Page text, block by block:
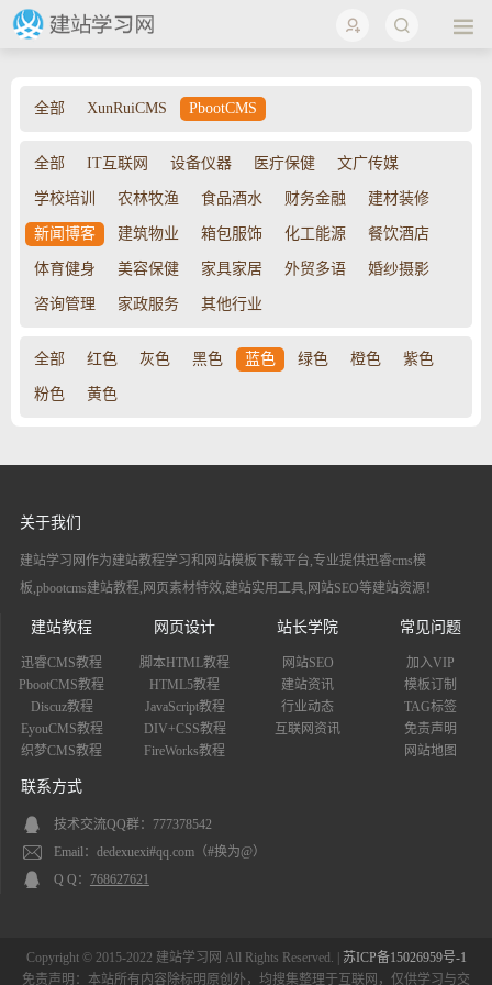
全部 XunRuiCMS PbootCMS
全部 IT互联网 设备仪器 医疔保健 文广传媒
学校培训 农林牧渔 食品酒水 财务金融 建材装修
新闻博客 建筑物业 箱包服饰 化工能源 餐饮酒店
体育健身 美容保健 家具家居 外贸多语 婚纱摄影
咨询管理 家政服务 其他行业
全部 红色 灰色 黑色 蓝色 绿色 橙色 紫色
粉色 黄色
关于我们
建站学习网作为建站教程学习和网站模板下载平台,专业提供迅睿cms模
板,pbootcms建站教程,网页素材特效,建站实用工具,网站SEO等建站资源！
建站教程
迅睿CMS教程
PbootCMS教程
Discuz教程
EyouCMS教程
织梦CMS教程
网页设计
脚本HTML教程
HTML5教程
JavaScript教程
DIV+CSS教程
FireWorks教程
站长学院
网站SEO
建站资讯
行业动态
互联网资讯
常见问题
加入VIP
模板订制
TAG标签
免责声明
网站地图
联系方式
技术交流QQ群：777378542
Email：dedexuexi#qq.com（#换为@）
Q Q： 768627621
Copyright © 2015-2022 建站学习网 All Rights Reserved. |
苏ICP备15026959号-1
免责声明：本站所有内容除标明原创外，均搜集整理于互联网，仅供学习与交